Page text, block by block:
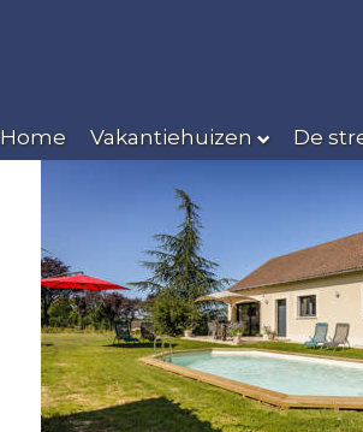
Home Vakantiehuizen De